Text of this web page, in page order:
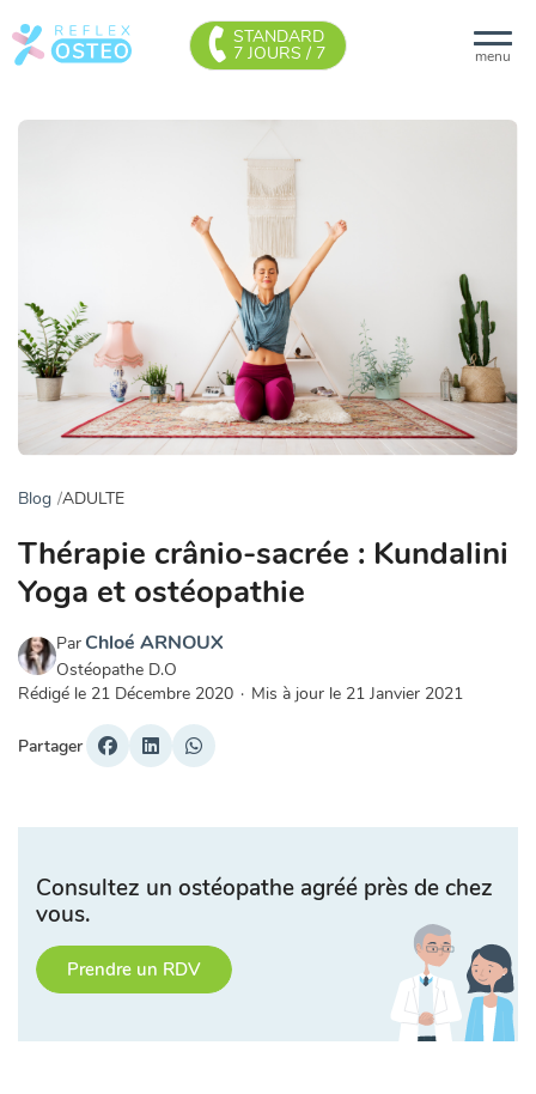
menu
STANDARD
7 JOURS / 7
Blog ADULTE
Thérapie crânio-sacrée : Kundalini
Yoga et ostéopathie
Par Chloé ARNOUX
Ostéopathe D.O
Rédigé le 21 Décembre 2020 · Mis à jour le 21 Janvier 2021
Partager
Consultez un ostéopathe agréé près de chez
vous.
Prendre un RDV